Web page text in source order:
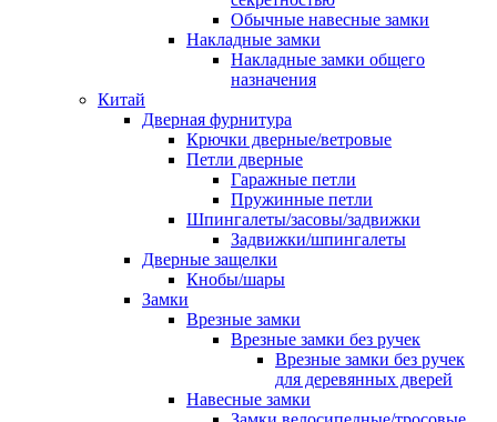
Обычные навесные замки
Накладные замки
Накладные замки общего
назначения
Китай
Дверная фурнитура
Крючки дверные/ветровые
Петли дверные
Гаражные петли
Пружинные петли
Шпингалеты/засовы/задвижки
Задвижки/шпингалеты
Дверные защелки
Кнобы/шары
Замки
Врезные замки
Врезные замки без ручек
Врезные замки без ручек
для деревянных дверей
Навесные замки